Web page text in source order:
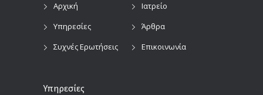
Αρχική
Ιατρείο
Υπηρεσίες
Άρθρα
Συχνές Ερωτήσεις
Επικοινωνία
Υπηρεσίες